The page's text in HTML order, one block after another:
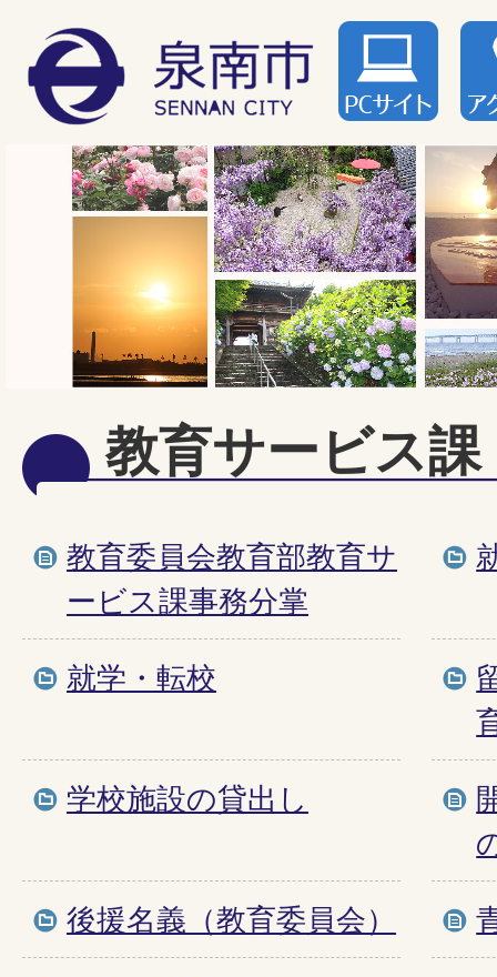
教育サービス課
教育委員会教育部教育サ
ービス課事務分掌
就学・転校
学校施設の貸出し
後援名義（教育委員会）